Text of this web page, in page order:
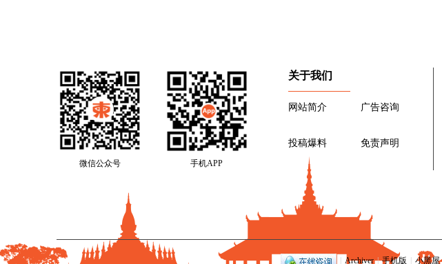
微信公众号 手机APP
关于我们
网站简介 广告咨询
投稿爆料 免责声明
Archiver | 手机版 小黑屋